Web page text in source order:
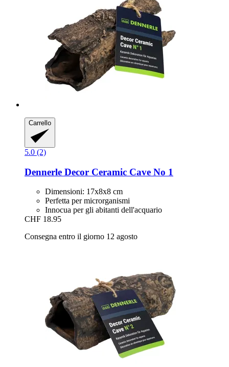
Carrello
5.0 (2)
Dennerle Decor Ceramic Cave No 1
Dimensioni: 17x8x8 cm
Perfetta per microrganismi
Innocua per gli abitanti dell'acquario
CHF 18.95
Consegna entro il giorno 12 agosto